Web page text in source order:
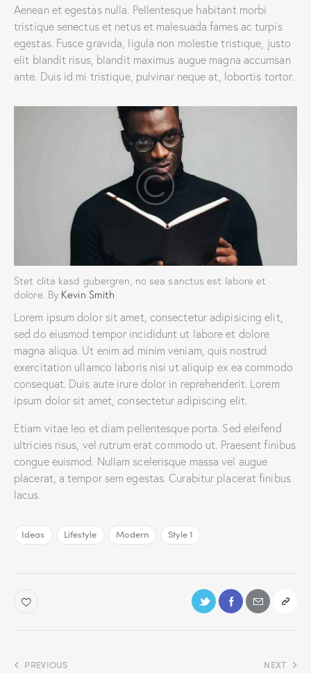
Aenean et egestas nulla. Pellentesque habitant morbi
tristique senectus et netus et malesuada fames ac turpis
egestas. Fusce gravida, ligula non molestie tristique, justo
elit blandit risus, blandit maximus augue magna accumsan
ante. Duis id mi tristique, pulvinar neque at, lobortis tortor.
Stet clita kasd gubergren, no sea sanctus est labore et
dolore. By Kevin Smith
Lorem ipsum dolor sit amet, consectetur adipisicing elit,
sed do eiusmod tempor incididunt ut labore et dolore
magna aliqua. Ut enim ad minim veniam, quis nostrud
exercitation ullamco laboris nisi ut aliquip ex ea commodo
consequat. Duis aute irure dolor in reprehenderit. Lorem
ipsum dolor sit amet, consectetur adipiscing elit.
Etiam vitae leo et diam pellentesque porta. Sed eleifend
ultricies risus, vel rutrum erat commodo ut. Praesent finibus
congue euismod. Nullam scelerisque massa vel augue
placerat, a tempor sem egestas. Curabitur placerat finibus
lacus.
Ideas Lifestyle Modern Style 1
PREVIOUS NEXT